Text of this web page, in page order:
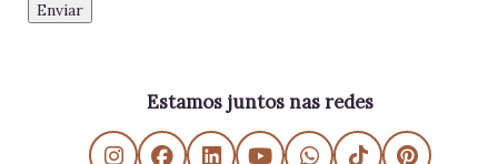
Estamos juntos nas redes